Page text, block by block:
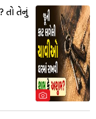
તો તેનું